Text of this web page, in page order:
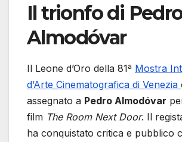
Il trionfo di
Almodóvar
Il Leone d’Oro della 81ª Mostra
d’Arte Cinematografica di Venezia
assegnato a Pedro Almodóvar
film The Room Next Door. Il
ha conquistato critica e pubblico